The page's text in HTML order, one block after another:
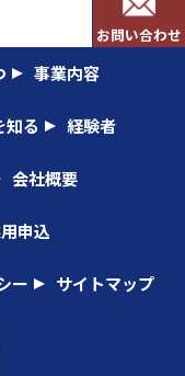
お問い合わせ
事業内容
知る 経験者
会社概要
申込
ー サイトマップ